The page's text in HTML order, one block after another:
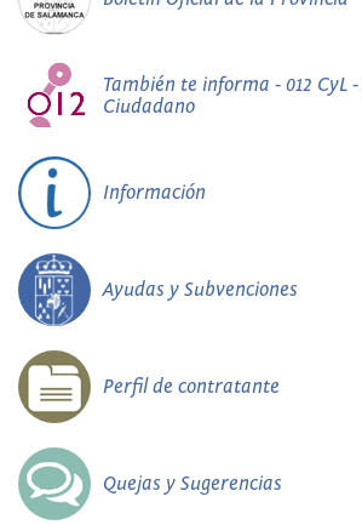
También te informa - 012 CyL
Ciudadano
Información
Ayudas y Subvenciones
Perfil de contratante
Quejas y Sugerencias